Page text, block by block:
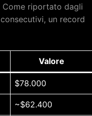
Come riportato dagli
un record
Valore
$78.000
~$62.400